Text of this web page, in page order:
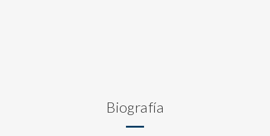
Biografía